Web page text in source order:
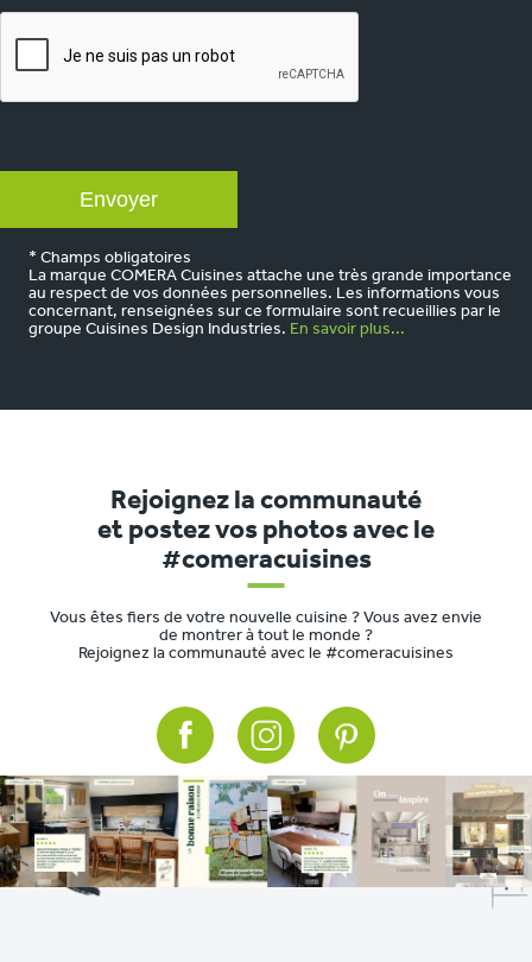
* Champs obligatoires
La marque COMERA Cuisines attache une très grande importance
au respect de vos données personnelles. Les informations vous
concernant, renseignées sur ce formulaire sont recueillies par le
groupe Cuisines Design Industries. En savoir plus...
Rejoignez la communauté
et postez vos photos avec le
#comeracuisines
Vous êtes fiers de votre nouvelle cuisine ? Vous avez envie
de montrer à tout le monde ?
Rejoignez la communauté avec le #comeracuisines